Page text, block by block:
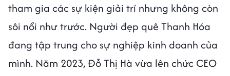
tham gia các sự kiện giải trí nhưng không còn
sôi nổi như trước. Người đẹp quê Thanh Hóa
đang tập trung cho sự nghiệp kinh doanh của
mình. Năm 2023, Đỗ Thị Hà vừa lên chức CEO